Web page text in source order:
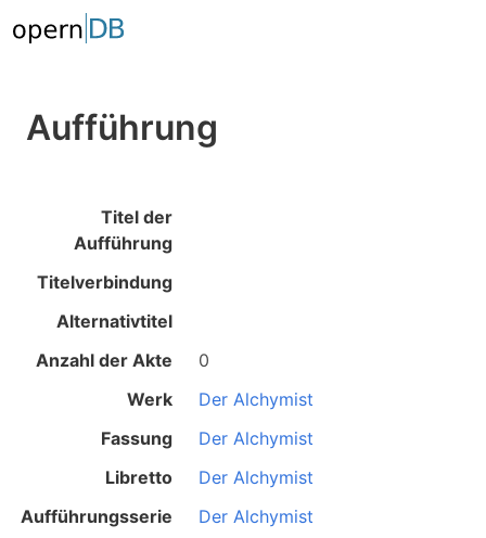
Aufführung
Titel der
Aufführung
Titelverbindung
Alternativtitel
Anzahl der Akte
0
Werk
Der Alchymist
Fassung
Der Alchymist
Libretto
Der Alchymist
Aufführungsserie
Der Alchymist